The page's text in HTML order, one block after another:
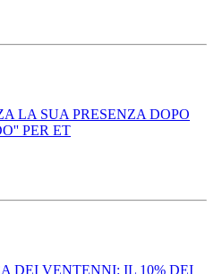
LA SUA PRESENZA DOPO
PER ET
DEI VENTENNI: IL 10% DEI